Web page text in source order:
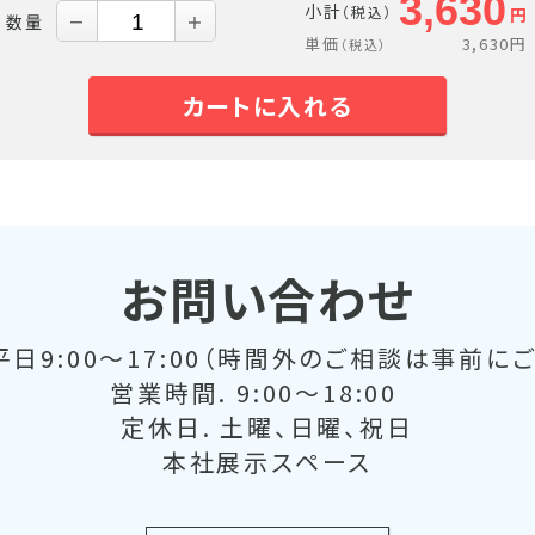
数量 － ＋ 小計（税込） 3,630 円
単価 （税込） 3,630円
カートに入れる
お問い合わせ
9:00～17:00（時間外のご相談は事前にご
営業時間. 9:00～18:00
定休日. 土曜、日曜、祝日
本社展示スペース